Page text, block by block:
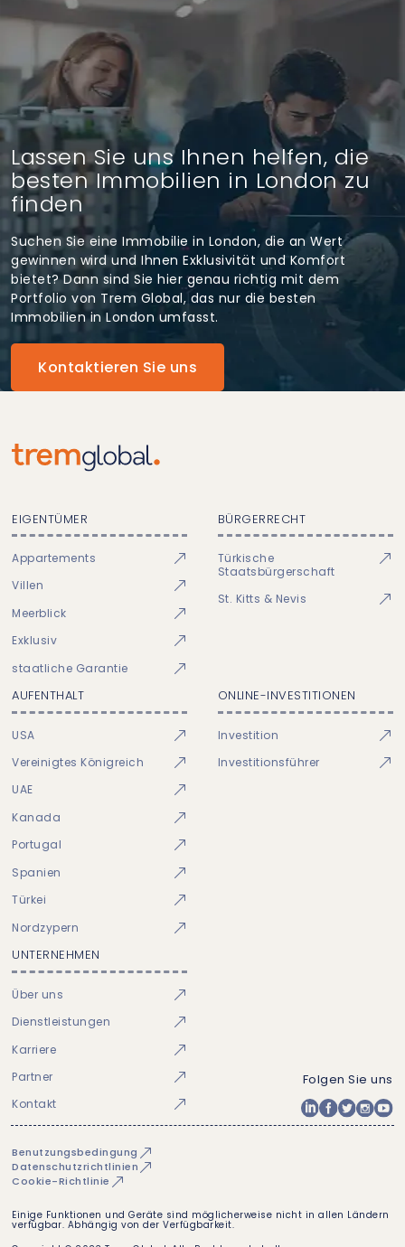
Lassen Sie uns Ihnen helfen, die
besten Immobilien in London zu
finden
Suchen Sie eine Immobilie in London, die an Wert
gewinnen wird und Ihnen Exklusivität und Komfort
bietet? Dann sind Sie hier genau richtig mit dem
Portfolio von Trem Global, das nur die besten
Immobilien in London umfasst.
Kontaktieren Sie uns
EIGENTÜMER
Appartements
Villen
Meerblick
Exklusiv
staatliche Garantie
BÜRGERRECHT
Türkische
Staatsbürgerschaft
St. Kitts & Nevis
AUFENTHALT
USA
Vereinigtes Königreich
UAE
Kanada
Portugal
Spanien
Türkei
Nordzypern
ONLINE-INVESTITIONEN
Investition
Investitionsführer
UNTERNEHMEN
Über uns
Dienstleistungen
Karriere
Partner
Kontakt
Folgen Sie uns
Benutzungsbedingung
Datenschutzrichtlinien
Cookie-Richtlinie
Einige Funktionen und Geräte sind möglicherweise nicht in allen Ländern
verfügbar. Abhängig von der Verfügbarkeit.